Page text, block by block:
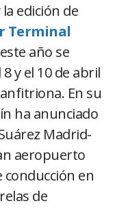
edición de
Terminal
año se
y el 10 de abril
En su
ha anunciado
Madrid-
aeropuerto
en
de